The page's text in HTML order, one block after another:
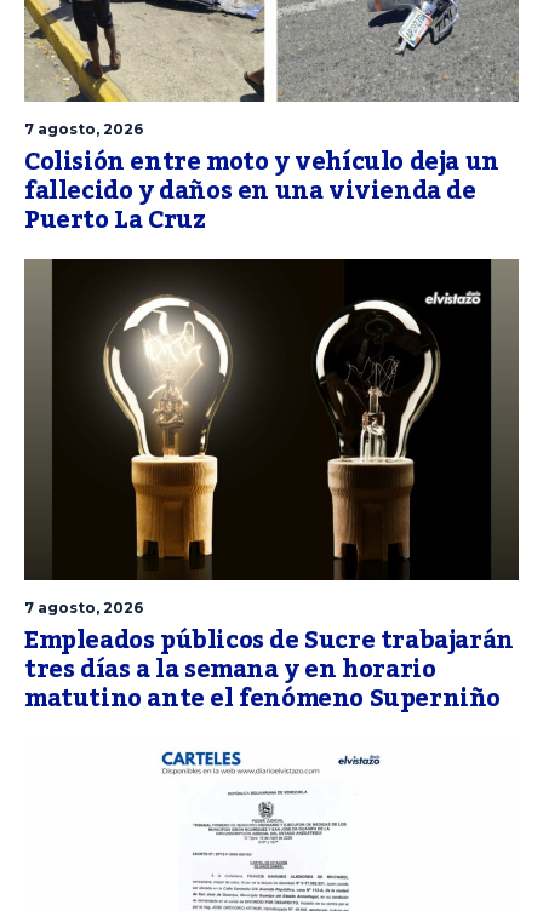
7 agosto, 2026
Colisión entre moto y vehículo deja un
fallecido y daños en una vivienda de
Puerto La Cruz
7 agosto, 2026
Empleados públicos de Sucre trabajarán
tres días a la semana y en horario
matutino ante el fenómeno Superniño